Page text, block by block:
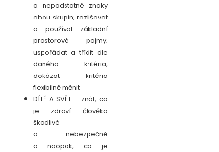
a nepodstatné znaky
obou skupin; rozlišovat
a používat základní
prostorové pojmy;
uspořádat a třídit dle
daného kritéria,
dokázat kritéria
flexibilně měnit
DÍTĚ A SVĚT – znát, co
je zdraví člověka
škodlivé
a nebezpečné
a naopak, co je